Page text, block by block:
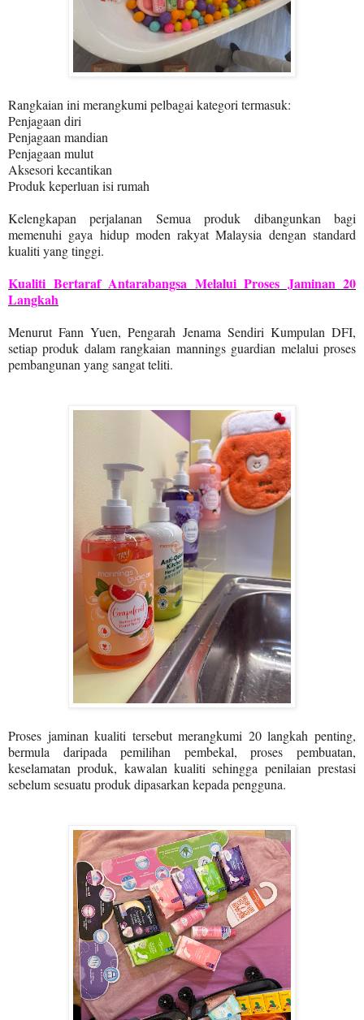
Rangkaian ini merangkumi pelbagai kategori termasuk:
Penjagaan diri
Penjagaan mandian
Penjagaan mulut
Aksesori kecantikan
Produk keperluan isi rumah
Kelengkapan perjalanan Semua produk dibangunkan bagi
memenuhi gaya hidup moden rakyat Malaysia dengan standard
kualiti yang tinggi.
Kualiti Bertaraf Antarabangsa Melalui Proses Jaminan 20
Langkah
Menurut Fann Yuen, Pengarah Jenama Sendiri Kumpulan DFI,
setiap produk dalam rangkaian mannings guardian melalui proses
pembangunan yang sangat teliti.
Proses jaminan kualiti tersebut merangkumi 20 langkah penting,
bermula daripada pemilihan pembekal, proses pembuatan,
keselamatan produk, kawalan kualiti sehingga penilaian prestasi
sebelum sesuatu produk dipasarkan kepada pengguna.